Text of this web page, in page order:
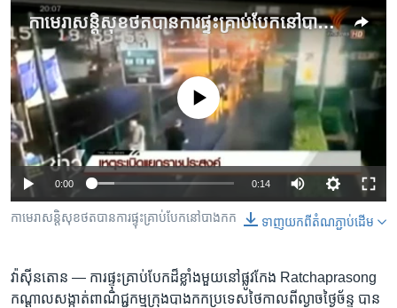
រំលង​
និង​
ចូល​
ទៅ​
ទំព័រ​
រចនា
សម្ព័ន្ធ​
រំលង​
និង​
ចូល​
ទំព័រ​
ស្វែង​
ព្រឹត្តិការណ៍ព័ត៌មាន
ទូរទស្សន៍ / វីដេអូ​
វិទ្យុ / ផតខាសថ៍
កម្មវិធីទាំងអស់
Khmer English
បណ្តាញ​សង្គម
ភាសា
កាមេរា​​សន្តិសុខ​ថត​​​បាន​​ការ​ផ្ទុះ​គ្រាប់​បែក​​នៅ​បាងកក
No media source currently available
0:00 0:14
ទាញ​យក​ពី​តំណភ្ជាប់​ដើម
កាមេរា​​សន្តិសុខ​ថត​​​បាន​​ការ​ផ្ទុះ​គ្រាប់​បែក​​នៅ​បាងកក
វ៉ាស៊ីនតោន — ការ​ផ្ទុះគ្រាប់​បែកដ៏​ខ្លាំង​មួយនៅផ្លូវ​កែង Ratchaprasong
កណ្តាលសង្កាត់​ពាណិជ្ជកម្ម​ក្រុង​បាងកក​ប្រទេស​ថៃកាល​ពី​ល្ងាច​ថ្ងៃច័ន្ទ​ បាន​